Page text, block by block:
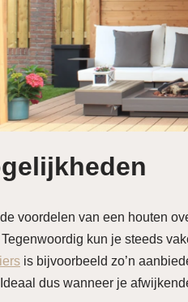
voordelen van een houten
kun je steeds
is bijvoorbeeld zo’n
dus wanneer je